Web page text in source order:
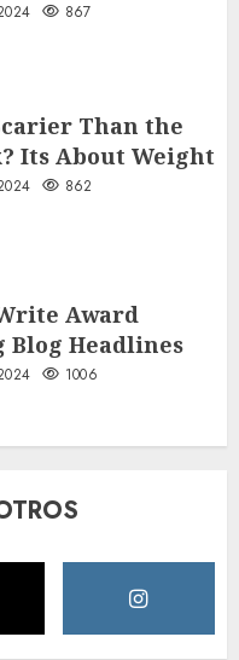
867
Than the
Its About Weight
862
Award
Headlines
1006
of These Italian
812